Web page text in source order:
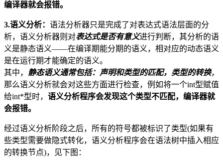
编译器就会报错。
3.语义分析： 语法分析器只是完成了对表达式语法层面的分
析，语义分析器则对表达式是否有意义进行判断，其分析的语
义是静态语义——在编译期能分期的语义，相对应的动态语义
是在运行期才能确定的语义。
其中， 静态语义通常包括：声明和类型的匹配，类型的转换，
那么语义分析就会对这些方面进行检查，例如将一个int型赋值
给int*型时， 语义分析程序会发现这个类型不匹配，编译器就
会报错。
经过语义分析阶段之后，所有的符号都被标识了类型(如果有
些类型需要做隐式转化，语义分析程序会在语法树中插入相应
的转换节点)，见下图：